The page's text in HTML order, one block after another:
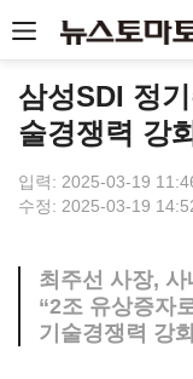
삼성SDI 정
술경쟁력 강
입력: 2025-03-19
수정: 2025-03-19
최주선 사장, 사
“2조 유상증자
기술경쟁력 강